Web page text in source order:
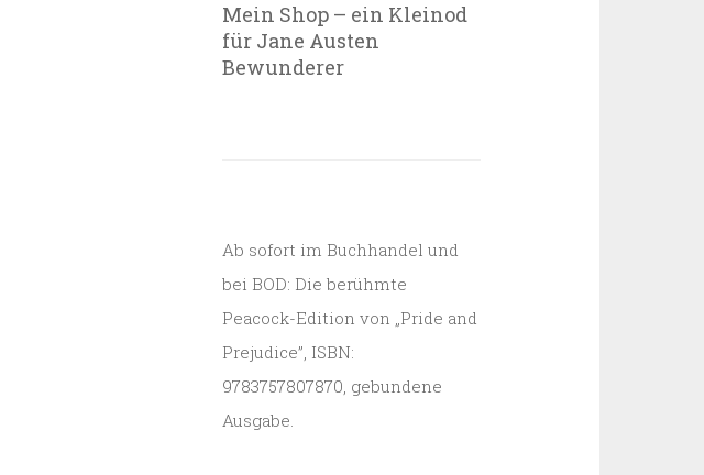
Mein Shop – ein Kleinod
für Jane Austen
Bewunderer
Ab sofort im Buchhandel und
bei BOD: Die berühmte
Peacock-Edition von „Pride and
Prejudice”, ISBN:
9783757807870, gebundene
Ausgabe.